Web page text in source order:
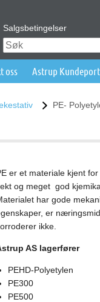
Salgsbetingelser
oss Astrup
PE-
er et materiale kjent
og meget god
har gode
er
ikke.
AS lagerfører
PEHD-Polyetylen
PE300
PE500